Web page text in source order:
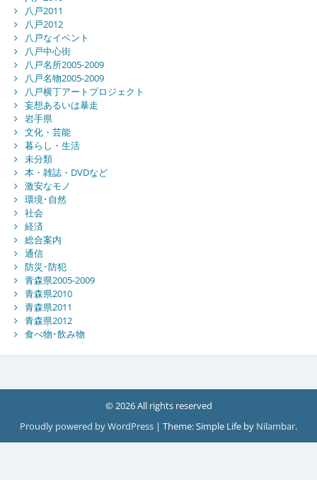
八戸2011
八戸2012
八戸なイベント
八戸中心街
八戸名所2005-2009
八戸名物2005-2009
八戸横丁アートプロジェクト
妄想あるいは暴走
岩手県
文化・芸能
暮らし・生活
未分類
本・雑誌・DVDなど
激安なモノ
環境･自然
社会
経済
総合案内
通信
防災･防犯
青森県2005-2009
青森県2010
青森県2011
青森県2012
食べ物･飲み物
© 2026 All rights reserved
Proudly powered by WordPress | Theme: Simple Life by Nilambar.